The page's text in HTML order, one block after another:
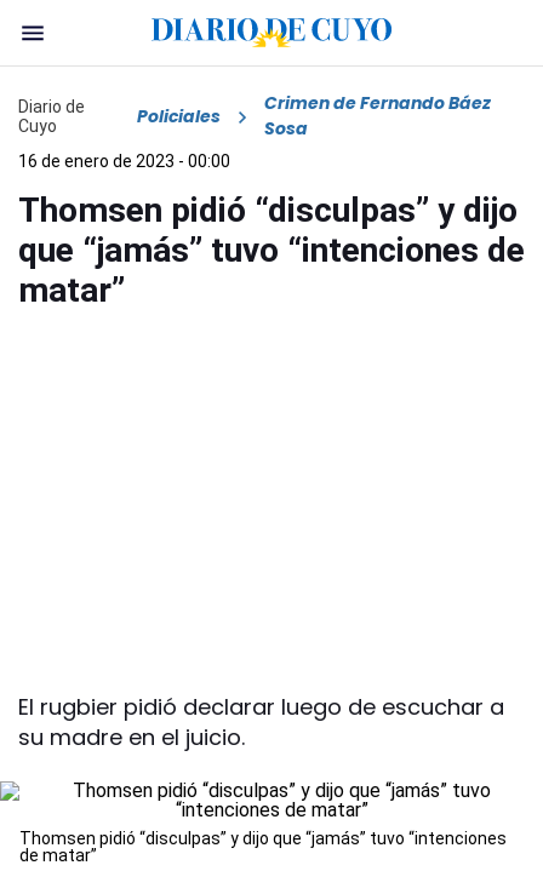
Diario de
Cuyo
Policiales
Crimen de Fernando Báez
Sosa
16 de enero de 2023 - 00:00
Thomsen pidió “disculpas” y dijo
que “jamás” tuvo “intenciones de
matar”
El rugbier pidió declarar luego de escuchar a
su madre en el juicio.
Thomsen pidió “disculpas” y dijo que “jamás” tuvo “intenciones
de matar”